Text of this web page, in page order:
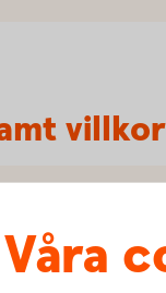
villkor
Våra